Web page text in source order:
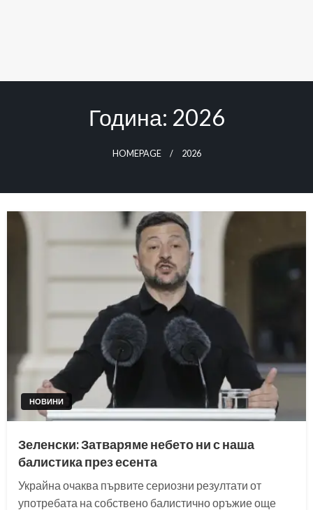
Година: 2026
HOMEPAGE 2026
НОВИНИ
Зеленски: Затваряме небето ни с наша
балистика през есента
Украйна очаква първите сериозни резултати от
употребата на собствено балистично оръжие още